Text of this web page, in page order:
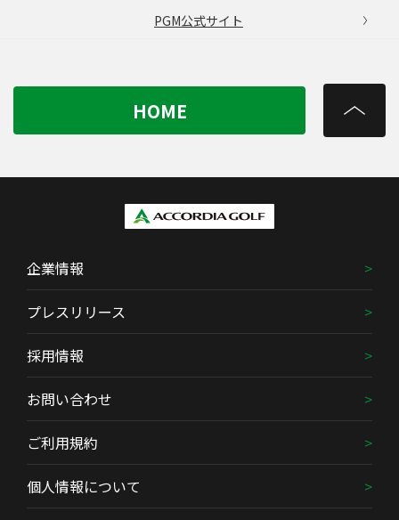
PGM公式サイト
HOME
企業情報
プレスリリース
採用情報
お問い合わせ
ご利用規約
個人情報について